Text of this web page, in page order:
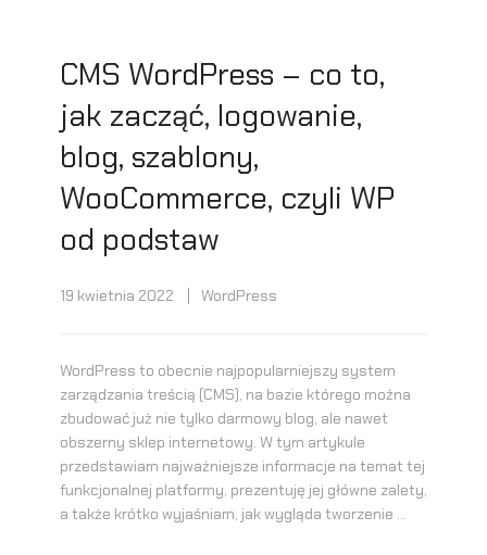
CMS WordPress – co to,
jak zacząć, logowanie,
blog, szablony,
WooCommerce, czyli WP
od podstaw
19 kwietnia 2022 WordPress
WordPress to obecnie najpopularniejszy system
zarządzania treścią (CMS), na bazie którego można
zbudować już nie tylko darmowy blog, ale nawet
obszerny sklep internetowy. W tym artykule
przedstawiam najważniejsze informacje na temat tej
funkcjonalnej platformy, prezentuję jej główne zalety,
a także krótko wyjaśniam, jak wygląda tworzenie …